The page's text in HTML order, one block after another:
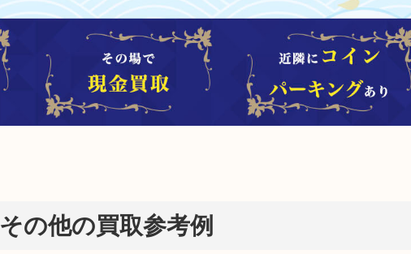
その他の買取参考例